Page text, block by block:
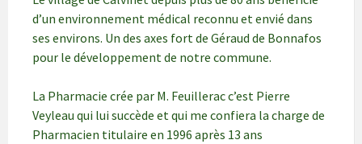
d’un environnement médical reconnu et envié dans
ses environs. Un des axes fort de Géraud de Bonnafos
pour le développement de notre commune.
La Pharmacie crée par M. Feuillerac c’est Pierre
Veyleau qui lui succède et qui me confiera la charge de
Pharmacien titulaire en 1996 après 13 ans